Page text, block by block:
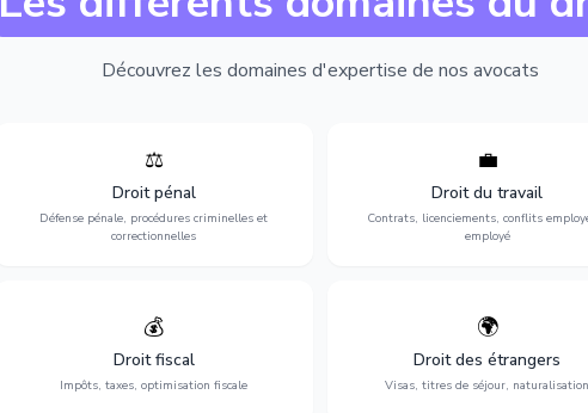
Découvrez les domaines d'expertise de nos avocats
⚖️
Droit pénal
Défense pénale, procédures criminelles et
correctionnelles
Expertise en matière pénale, de
l'assistance en garde à vue jusqu'au
procès, pour toute affaire correctionnelle
ou criminelle.
💼
Droit du travail
Contrats, licenciements, conflits
employé
Protection de vos droits au
contrats, licenciements,
discrimination et conflits avec
l'employeur.
💰
Droit fiscal
Impôts, taxes, optimisation fiscale
Optimisation de votre situation fiscale :
déclarations, contentieux, contrôles
fiscaux et planification.
🌍
Droit des étrangers
Visas, titres de séjour, naturalisation
Obtention de vos droits de séjour :
cartes de séjour, regroupement
naturalisation.